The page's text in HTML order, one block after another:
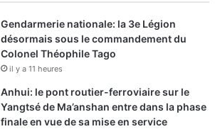
Gendarmerie nationale: la 3e Légion
désormais sous le commandement du
Colonel Théophile Tago
il y a 11 heures
Anhui: le pont routier-ferroviaire sur le
Yangtsé de Ma’anshan entre dans la phase
finale en vue de sa mise en service